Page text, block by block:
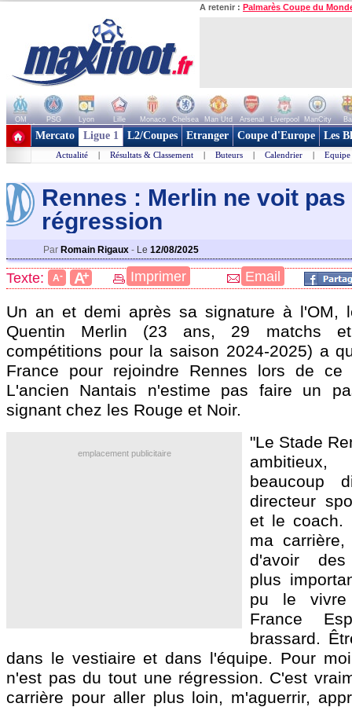
A retenir : Palmarès Coupe du
OM PSG Lyon Lille Monaco Chelsea Man Utd Arsenal Liverpool ManCity
+ de clubs
Mercato Ligue 1 L2/Coupes Etranger Coupe d'Europe Les
Actualité | Résultats & Classement | Buteurs | Calendrier | Equipe
Rennes : Merlin ne voit pas
régression
Par Romain Rigaux - Le 12/08/2025
Texte: A- A+ Imprimer Email
Un an et demi après sa signature à l'OM,
Quentin Merlin (23 ans, 29 matchs
compétitions pour la saison 2024-2025) a
France pour rejoindre Rennes lors de ce
L'ancien Nantais n'estime pas faire un
signant chez les Rouge et Noir.
emplacement publicitaire
"Le Stade
beaucoup
directeur
et le coach.
ma carrière,
d'avoir des
plus
pu le
France
brassard.
dans le vestiaire et dans l'équipe. Pour
n'est pas du tout une régression. C'est
carrière pour aller plus loin, m'aguerrir,